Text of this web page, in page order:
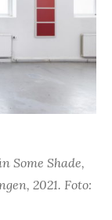
Some Shade,
2021. Foto: